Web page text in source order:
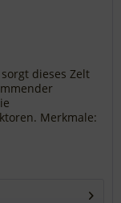
dieses Zelt
Merkmale: